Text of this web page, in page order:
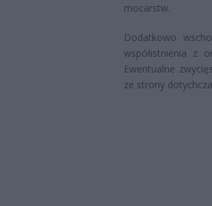
mocarstw.
Dodatkowo
współistnienia z
Ewentualne
ze strony